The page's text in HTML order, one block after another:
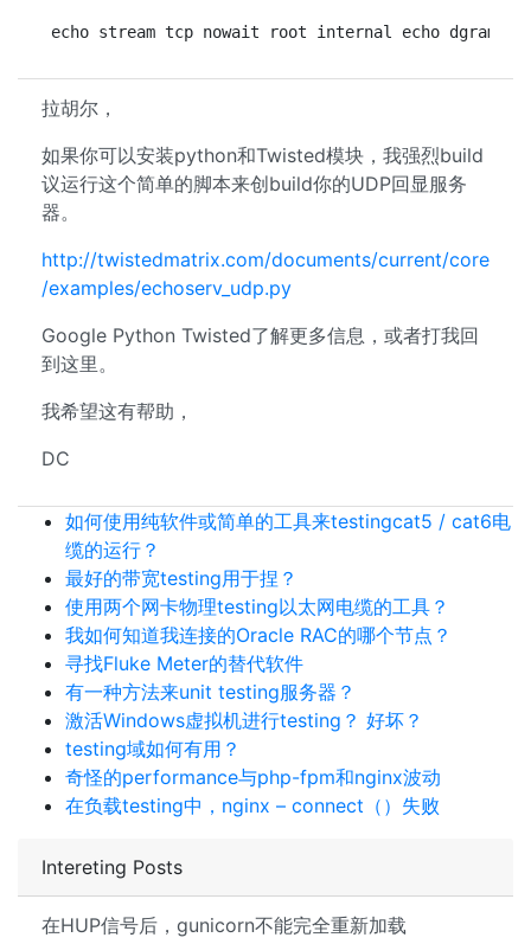
Intereting Posts
在HUP信号后，gunicorn不能完全重新加载
echo stream tcp nowait root internal echo dgram
拉胡尔，
如果你可以安装python和Twisted模块，我强烈build
议运行这个简单的脚本来创build你的UDP回显服务
器。
http://twistedmatrix.com/documents/current/core
/examples/echoserv_udp.py
Google Python Twisted了解更多信息，或者打我回
到这里。
我希望这有帮助，
DC
如何使用纯软件或简单的工具来testingcat5 / cat6电
缆的运行？
最好的带宽testing用于捏？
使用两个网卡物理testing以太网电缆的工具？
我如何知道我连接的Oracle RAC的哪个节点？
寻找Fluke Meter的替代软件
有一种方法来unit testing服务器？
激活Windows虚拟机进行testing？ 好坏？
testing域如何有用？
奇怪的performance与php-fpm和nginx波动
在负载testing中，nginx – connect（）失败